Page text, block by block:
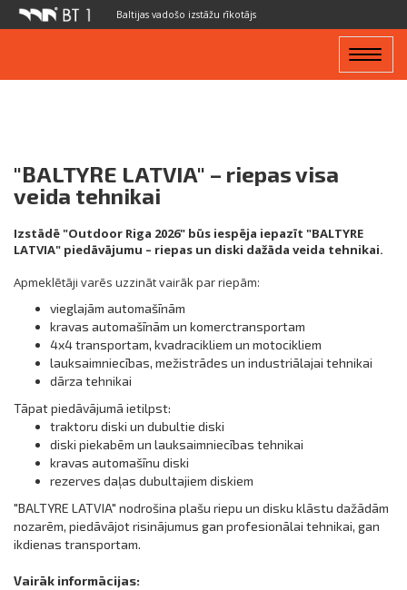
Baltijas vadošo izstāžu rīkotājs
Toggle
"BALTYRE LATVIA" – riepas visa
veida tehnikai
Izstādē "Outdoor Riga 2026" būs iespēja iepazīt "BALTYRE
LATVIA" piedāvājumu – riepas un diski dažāda veida tehnikai.
Apmeklētāji varēs uzzināt vairāk par riepām:
vieglajām automašīnām
kravas automašīnām un komerctransportam
4x4 transportam, kvadracikliem un motocikliem
lauksaimniecības, mežistrādes un industriālajai tehnikai
dārza tehnikai
Tāpat piedāvājumā ietilpst:
traktoru diski un dubultie diski
diski piekabēm un lauksaimniecības tehnikai
kravas automašīnu diski
rezerves daļas dubultajiem diskiem
"BALTYRE LATVIA" nodrošina plašu riepu un disku klāstu dažādām
nozarēm, piedāvājot risinājumus gan profesionālai tehnikai, gan
ikdienas transportam.
Vairāk informācijas: